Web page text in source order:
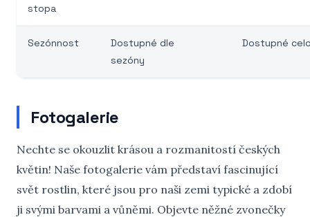
stopa
Sezónnost
Dostupné dle
sezóny
Dostupné
Fotogalerie
Nechte se okouzlit krásou a rozmanitostí českých
květin! Naše fotogalerie vám představí fascinující
svět rostlin, které jsou pro naši zemi typické a zdobí
ji svými barvami a vůněmi. Objevte něžné zvonečky